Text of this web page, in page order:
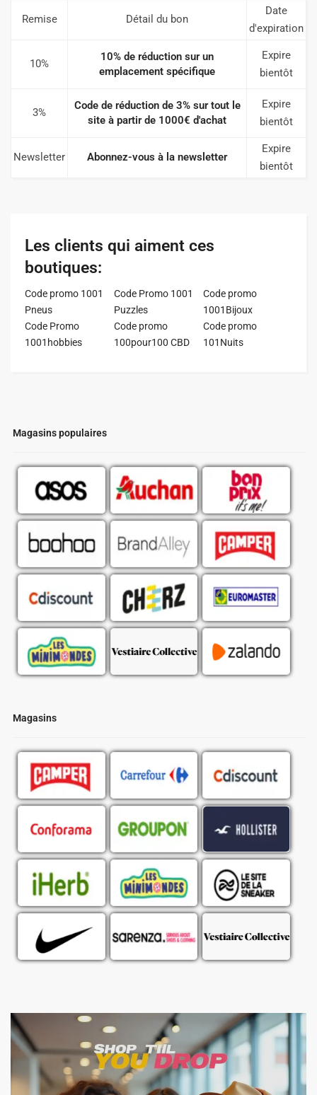
Magasins populaires
Magasins
Remise Détail du bon
Date
d'expiration
10%
10% de réduction sur un
emplacement spécifique
Expire
bientôt
3%
Code de réduction de 3% sur tout le
site à partir de 1000€ d'achat
Expire
bientôt
Newsletter Abonnez-vous à la newsletter
Expire
bientôt
Les clients qui aiment ces
boutiques:
Code promo 1001
Pneus
Code Promo 1001
Puzzles
Code promo
1001Bijoux
Code Promo
1001hobbies
Code promo
100pour100 CBD
Code promo
101Nuits